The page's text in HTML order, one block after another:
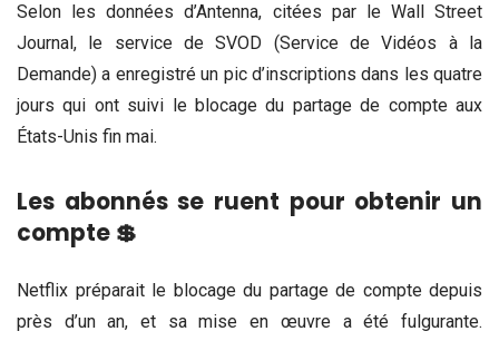
Selon les données d’Antenna, citées par le Wall Street
Journal, le service de SVOD (Service de Vidéos à la
Demande) a enregistré un pic d’inscriptions dans les quatre
jours qui ont suivi le blocage du partage de compte aux
États-Unis fin mai.
Les abonnés se ruent pour obtenir un
compte 💲
Netflix préparait le blocage du partage de compte depuis
près d’un an, et sa mise en œuvre a été fulgurante.